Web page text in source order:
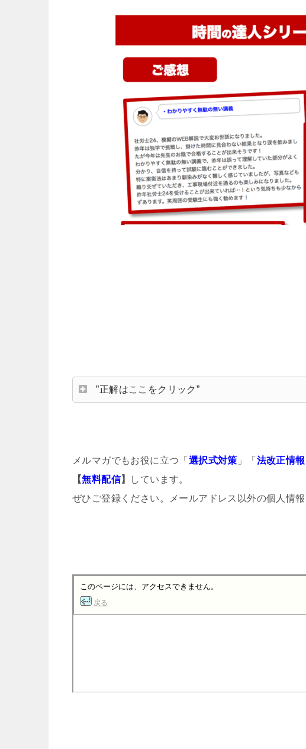
”正解はここをクリック”
メルマガでもお役に立つ「 選択式対策 」「 法改正情報
【無料配信】
しています。
ぜひご登録ください。メールアドレス以外の個人情報